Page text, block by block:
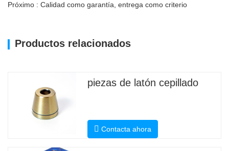
Próximo : Calidad como garantía, entrega como criterio
Productos relacionados
piezas de latón cepillado
Contacta ahora